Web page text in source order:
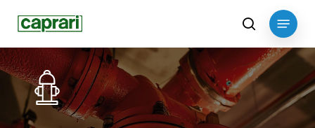
main
content
search
Menu